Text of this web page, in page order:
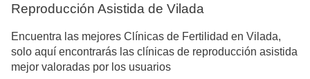
Reproducción Asistida de Vilada
Encuentra las mejores Clínicas de Fertilidad en Vilada,
solo aquí encontrarás las clínicas de reproducción asistida
mejor valoradas por los usuarios